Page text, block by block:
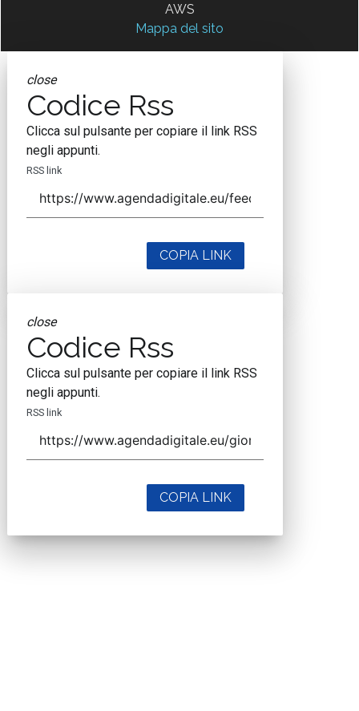
AWS
Mappa del sito
close
Codice Rss
Clicca sul pulsante per copiare il link RSS
negli appunti.
RSS link
COPIA LINK
close
Codice Rss
Clicca sul pulsante per copiare il link RSS
negli appunti.
RSS link
COPIA LINK